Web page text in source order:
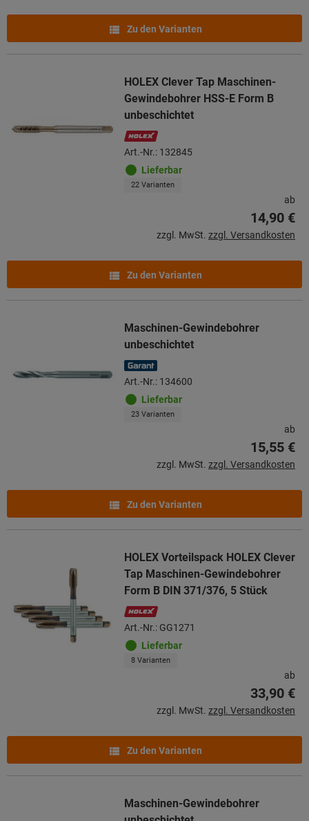
Zu den Varianten
HOLEX Clever Tap Maschinen-
Gewindebohrer HSS-E Form B
unbeschichtet
Art.-Nr.: 132845
Lieferbar
22 Varianten
ab
14,90 €
zzgl. MwSt. zzgl. Versandkosten
Zu den Varianten
Maschinen-Gewindebohrer
unbeschichtet
Art.-Nr.: 134600
Lieferbar
23 Varianten
ab
15,55 €
zzgl. MwSt. zzgl. Versandkosten
Zu den Varianten
HOLEX Vorteilspack HOLEX Clever
Tap Maschinen-Gewindebohrer
Form B DIN 371/376, 5 Stück
Art.-Nr.: GG1271
Lieferbar
8 Varianten
ab
33,90 €
zzgl. MwSt. zzgl. Versandkosten
Zu den Varianten
Maschinen-Gewindebohrer